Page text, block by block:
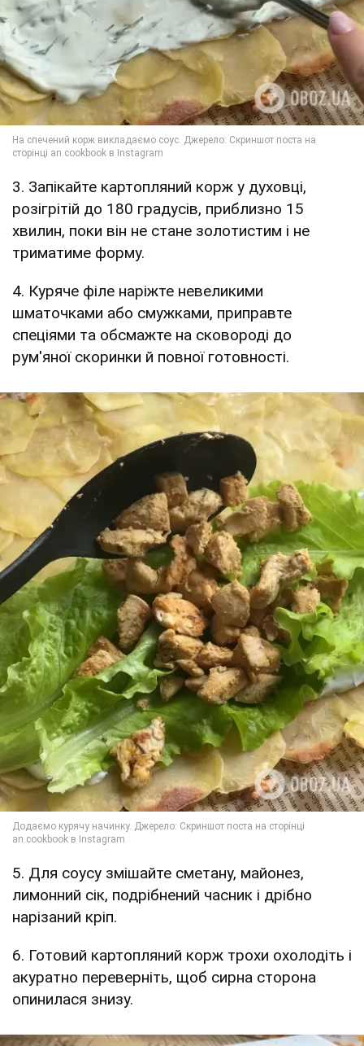
3. Запікайте картопляний корж у духовці,
розігрітій до 180 градусів, приблизно 15
хвилин, поки він не стане золотистим і не
триматиме форму.
4. Куряче філе наріжте невеликими
шматочками або смужками, приправте
спеціями та обсмажте на сковороді до
рум'яної скоринки й повної готовності.
5. Для соусу змішайте сметану, майонез,
лимонний сік, подрібнений часник і дрібно
нарізаний кріп.
6. Готовий картопляний корж трохи охолодіть і
акуратно переверніть, щоб сирна сторона
опинилася знизу.